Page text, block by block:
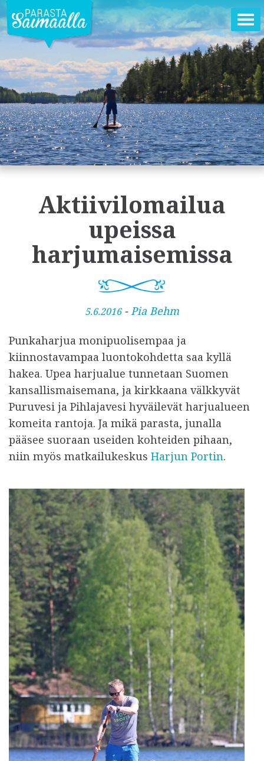
Aktiivilomailua
upeissa
harjumaisemissa
J
l
k
a
i
s
t
u
5.6.2016-Pia Behm
Punkaharjua monipuolisempaa ja
kiinnostavampaa luontokohdetta saa kyllä
hakea. Upea harjualue tunnetaan Suomen
kansallismaisemana, ja kirkkaana välkkyvät
Puruvesi ja Pihlajavesi hyväilevät harjualueen
komeita rantoja. Ja mikä parasta, junalla
pääsee suoraan useiden kohteiden pihaan,
niin myös matkailukeskus Harjun Portin.